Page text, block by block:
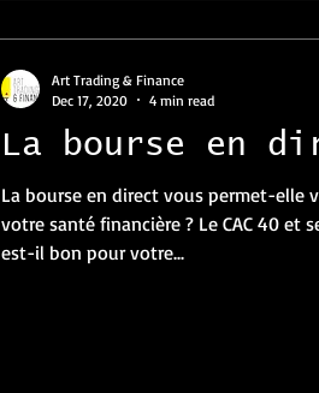
La bourse en
La bourse en direct vous permet-elle
votre santé financière ? Le CAC 40 et
est-il bon pour votre...
Art Trading & Finance
Dec 17, 2020
4 min read